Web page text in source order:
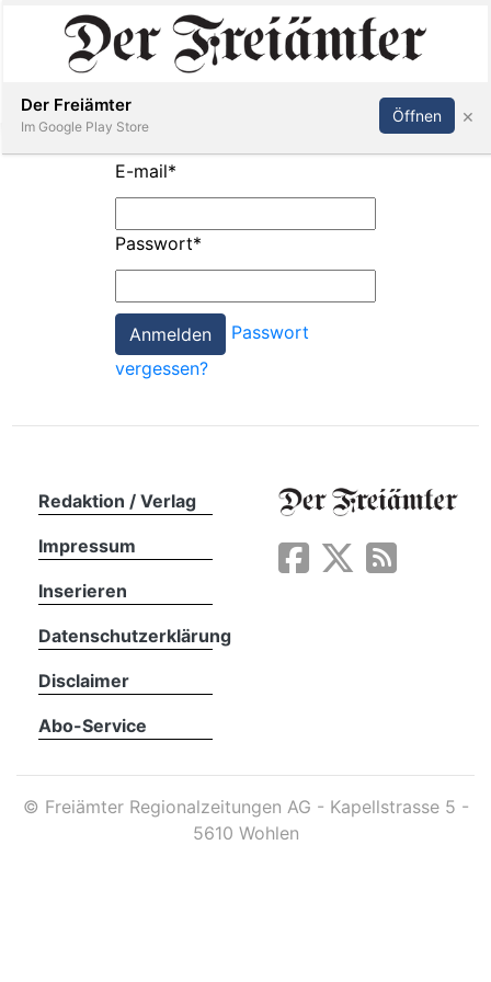
Paper
App
Inserieren Abonnieren Anmelden
E-mail*
Passwort*
Passwort
vergessen?
Redaktion / Verlag
Impressum
Inserieren
Datenschutzerklärung
Disclaimer
Abo-Service
© Freiämter Regionalzeitungen AG - Kapellstrasse 5 -
5610 Wohlen
Der Freiämter
Im Google Play Store
Öffnen ×